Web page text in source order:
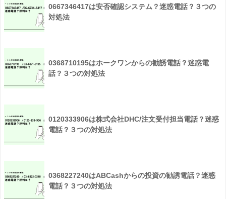
0667346417は安否確認システム？迷惑電話？３つの
対処法
0368710195はホークワンからの勧誘電話？迷惑電
話？３つの対処法
0120333906は株式会社DHC/注文受付担当電話？迷惑
電話？３つの対処法
0368227240はABCashからの投資の勧誘電話？迷惑
電話？３つの対処法